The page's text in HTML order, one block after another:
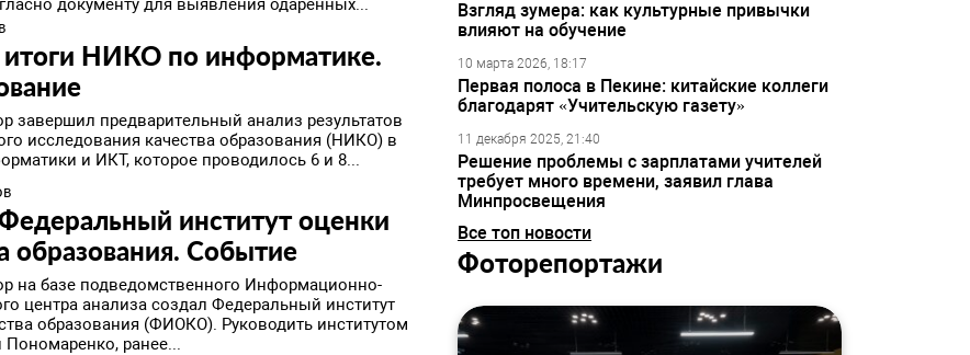
документу для выявления одаренных...
НИКО по информатике.
завершил предварительный анализ результатов
исследования качества образования (НИКО) в
и ИКТ, которое проводилось 6 и 8...
институт оценки
образования. ​Событие
на базе подведомственного Информационно-
центра анализа создал Федеральный институт
образования (ФИОКО). Руководить институтом
Пономаренко, ранее...
Взгляд зумера: как культурные привычки
влияют на обучение
10 марта 2026, 18:17
Первая полоса в Пекине: китайские коллеги
благодарят «Учительскую газету»
11 декабря 2025, 21:40
Решение проблемы с зарплатами учителей
требует много времени, заявил глава
Минпросвещения
Все топ новости
Фоторепортажи